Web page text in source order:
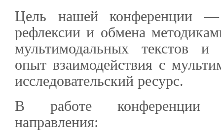
Цель нашей конференции —
рефлексии и обмена
мультимодальных текстов и
опыт взаимодействия с
исследовательский ресурс.
В работе конференции
направления: